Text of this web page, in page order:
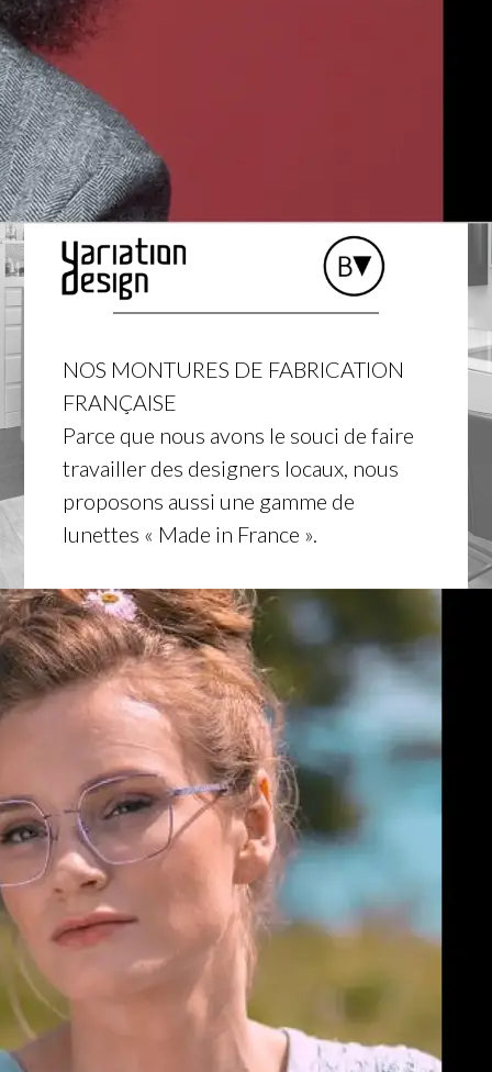
NOS MONTURES DE FABRICATION
FRANÇAISE
Parce que nous avons le souci de faire
travailler des designers locaux, nous
proposons aussi une gamme de
lunettes « Made in France ».